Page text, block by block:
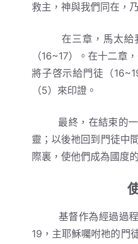
救主，神與我們同在，
在三章，馬太給我
（16~17）。在十二章
將子啓示給門徒（
（5）來印證。
最終，在結束的一章
靈；以後祂回到門徒中
際裏，使他們成為國度
基督作為經過過程之
19，主耶穌囑咐祂的門